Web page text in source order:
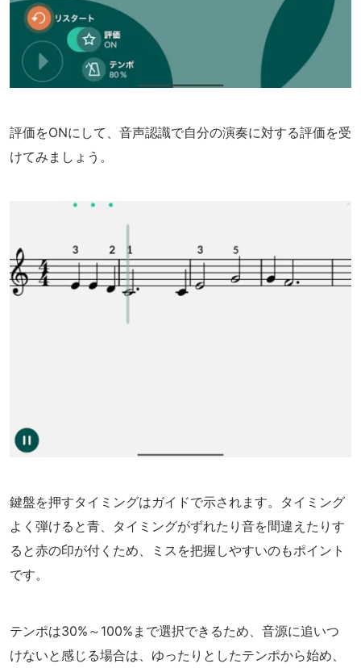
評価をONにして、音声認識で自分の演奏に対する評価を受
けてみましょう。
鍵盤を押すタイミングはガイドで示されます。タイミング
よく弾けると青、タイミングがずれたり音を間違えたりす
ると赤の印が付くため、ミスを把握しやすいのもポイント
です。
テンポは30%～100%まで選択できるため、音源に追いつ
けないと感じる場合は、ゆったりとしたテンポから始め、